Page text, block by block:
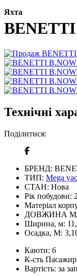
Яхта
Технічні
Поділитися:
БРЕНД:
ТИП: Mega
СТАН: Нова
Рік побудови:
Матеріал
ДОВЖИНА
Ширина, м:
Осадка, М:
Каюти: 6
К-сть
Вартість: за